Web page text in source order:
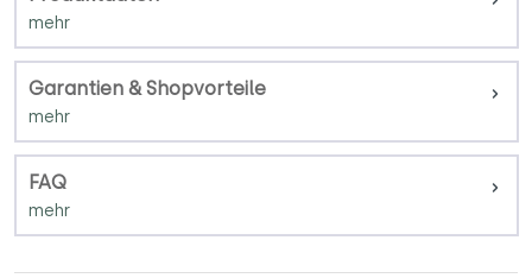
Garantien & Shopvorteile
FAQ